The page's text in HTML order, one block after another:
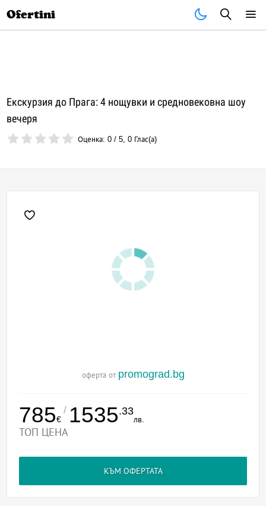
Ofertini
Екскурзия до Прага: 4 нощувки и средновековна шоу
вечеря
Оценка:0 /5,0 Глас(а)
оферта от promograd.bg
785€
/ 1535.33
лв.
ТОП ЦЕНА
КЪМ ОФЕРТАТА